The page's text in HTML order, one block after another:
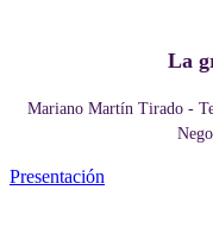
La
Mariano Martín Tirado -
Presentación